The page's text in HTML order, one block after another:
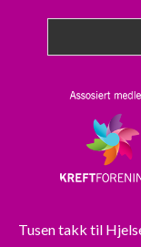
Tusen takk til